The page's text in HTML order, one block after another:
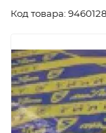
Код товара: